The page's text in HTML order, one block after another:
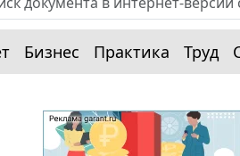
Бизнес Практика Труд